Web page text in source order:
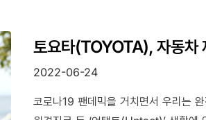
토요타(TOYOTA), 자동차
2022-06-24
코로나19 팬데믹을 거치면서 우리는